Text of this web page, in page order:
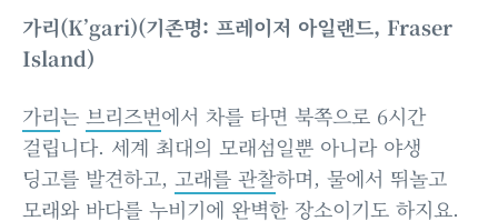
가리(K’gari)(기존명: 프레이저 아일랜드, Fraser
Island)
가리는 브리즈번에서 차를 타면 북쪽으로 6시간
걸립니다. 세계 최대의 모래섬일뿐 아니라 야생
딩고를 발견하고, 고래를 관찰하며, 물에서 뛰놀고
모래와 바다를 누비기에 완벽한 장소이기도 하지요.